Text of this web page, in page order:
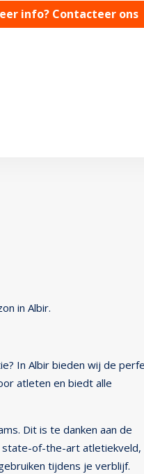
info? Contacteer ons
in Albir.
In Albir bieden wij de
atleten en biedt alle
Dit is te danken aan de
state-of-the-art atletiekveld,
tijdens je verblijf.